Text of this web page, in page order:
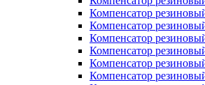
Компенсатор
Компенсатор
Компенсатор
Компенсатор
Компенсатор
Компенсатор